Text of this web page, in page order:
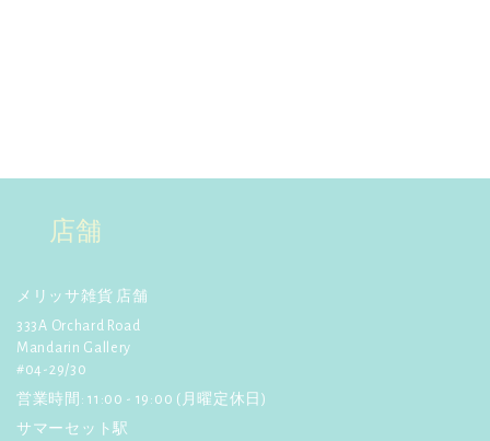
ビ番組で紹介されました！
【ぐるナイ】
詳しく見る
☆【anan】 4月24日発行! プラ
ナカンスタイルのビーズバッ
グ、カードケース、箸置きが紹
介されました！
ご
読
だ
さ
い:
店舗
メリッサ雑貨 店舗
333A Orchard Road
Mandarin Gallery
#04-29/30
営業時間: 11:00 - 19:00 (月曜定休日)
サマーセット駅